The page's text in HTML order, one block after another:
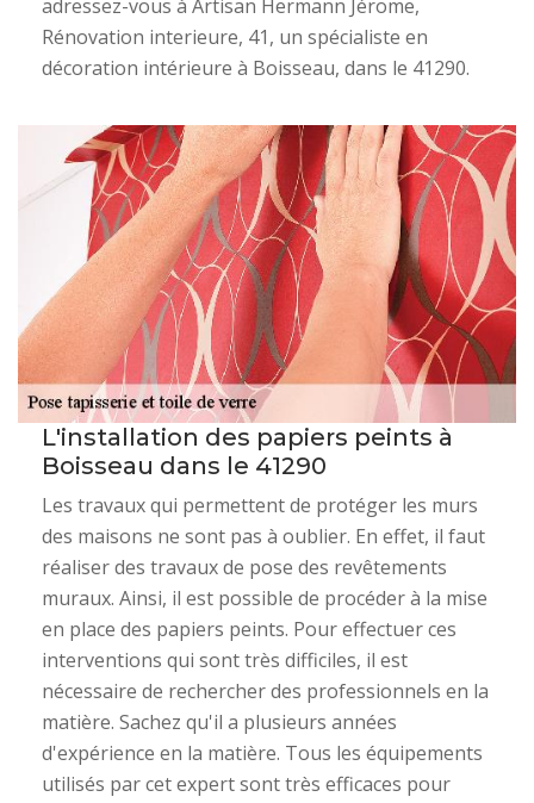
adressez-vous à Artisan Hermann Jérome,
Rénovation interieure, 41, un spécialiste en
décoration intérieure à Boisseau, dans le 41290.
L'installation des papiers peints à
Boisseau dans le 41290
Les travaux qui permettent de protéger les murs
des maisons ne sont pas à oublier. En effet, il faut
réaliser des travaux de pose des revêtements
muraux. Ainsi, il est possible de procéder à la mise
en place des papiers peints. Pour effectuer ces
interventions qui sont très difficiles, il est
nécessaire de rechercher des professionnels en la
matière. Sachez qu'il a plusieurs années
d'expérience en la matière. Tous les équipements
utilisés par cet expert sont très efficaces pour